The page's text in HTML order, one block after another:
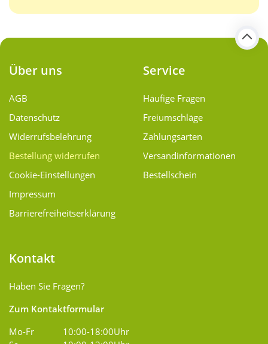
Über uns
AGB
Datenschutz
Widerrufsbelehrung
Bestellung widerrufen
Cookie-Einstellungen
Impressum
Barrierefreiheitserklärung
Service
Häufige Fragen
Freiumschläge
Zahlungsarten
Versand­informationen
Bestellschein
Kontakt
Haben Sie Fragen?
Zum Kontaktformular
Mo-Fr
10:00-18:00Uhr